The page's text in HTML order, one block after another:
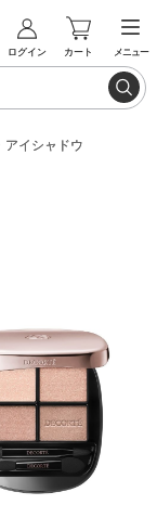
ログイン カート メニュー
アイシャドウ